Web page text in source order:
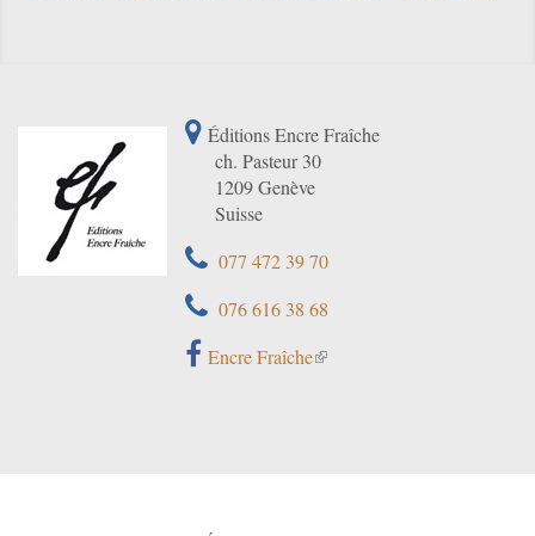
Éditions Encre Fraîche
ch. Pasteur 30
1209 Genève
Suisse
077 472 39 70
076 616 38 68
Encre Fraîche